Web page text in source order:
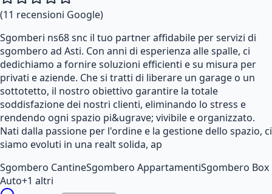
(11 recensioni Google)
Sgomberi ns68 snc il tuo partner affidabile per servizi di
sgombero ad Asti. Con anni di esperienza alle spalle, ci
dedichiamo a fornire soluzioni efficienti e su misura per
privati e aziende. Che si tratti di liberare un garage o un
sottotetto, il nostro obiettivo garantire la totale
soddisfazione dei nostri clienti, eliminando lo stress e
rendendo ogni spazio pi&ugrave; vivibile e organizzato.
Nati dalla passione per l'ordine e la gestione dello spazio, ci
siamo evoluti in una realt solida, ap
Sgombero CantineSgombero AppartamentiSgombero Box
Auto+1 altri